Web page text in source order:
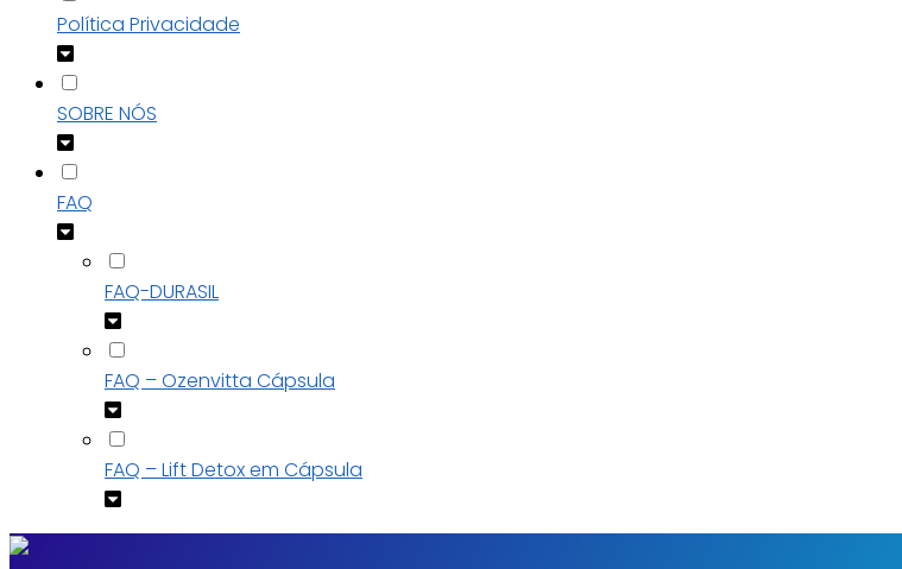
Política Privacidade
SOBRE NÓS
FAQ
FAQ-DURASIL
FAQ – Ozenvitta Cápsula
FAQ – Lift Detox em Cápsula